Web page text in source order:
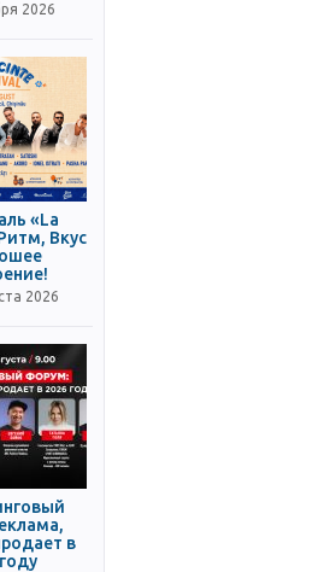
2026
«La
Вкус
2026
в